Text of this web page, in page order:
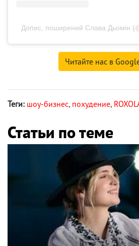
Допис, поширений Слава Дьомін
Читайте нас в
Теги: шоу-бизнес, похудение,
Статьи по теме